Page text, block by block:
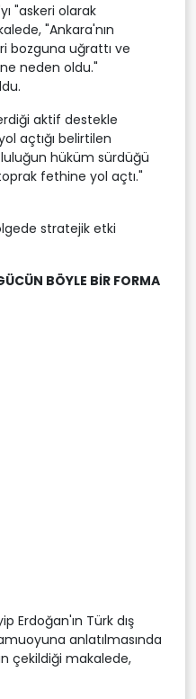
"askeri olarak
"Ankara'nın
bozguna uğrattı ve
neden oldu."
aktif destekle
açtığı belirtilen
hüküm sürdüğü
fethine yol açtı."
stratejik etki
BÖYLE BİR FORMA
Erdoğan'ın Türk dış
anlatılmasında
çekildiği makalede,